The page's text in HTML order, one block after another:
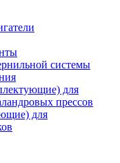
системы
для
прессов
для